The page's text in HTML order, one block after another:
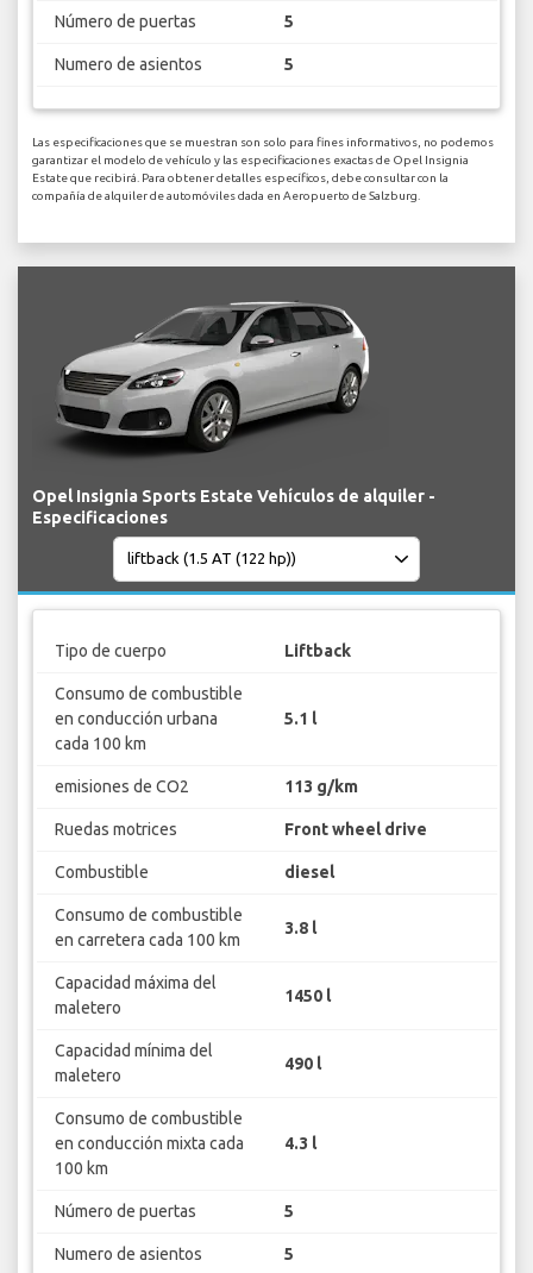
Número de puertas 5
Numero de asientos 5
Las especificaciones que se muestran son solo para fines informativos, no podemos
garantizar el modelo de vehículo y las especificaciones exactas de Opel Insignia
Estate que recibirá. Para obtener detalles específicos, debe consultar con la
compañía de alquiler de automóviles dada en Aeropuerto de Salzburg.
Opel Insignia Sports Estate Vehículos de alquiler -
Especificaciones
Tipo de cuerpo Liftback
Consumo de combustible
en conducción urbana
cada 100 km
5.1 l
emisiones de CO2 113 g/km
Ruedas motrices Front wheel drive
Combustible diesel
Consumo de combustible
en carretera cada 100 km
3.8 l
Capacidad máxima del
maletero
1450 l
Capacidad mínima del
maletero
490 l
Consumo de combustible
en conducción mixta cada
100 km
4.3 l
Número de puertas 5
Numero de asientos 5